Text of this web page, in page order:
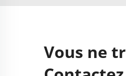
Vous ne